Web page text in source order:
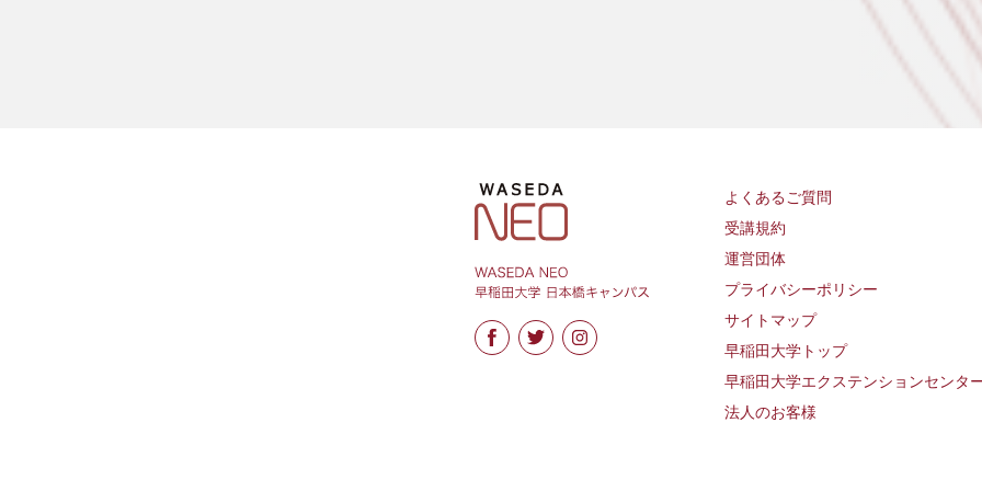
よくあるご質問
受講規約
運営団体
プライバシーポリシー
サイトマップ
早稲田大学トップ
早稲田大学エクステンションセンタ
法人のお客様